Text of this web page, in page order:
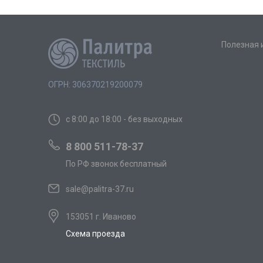
ОГРН: 306370219200079
с 8:00 до 18:00 - без выходных
8 800 511-78-37
По РФ звонок бесплатный
sale@palitra-37.ru
153051 г. Иваново
Схема проезда
Полезная